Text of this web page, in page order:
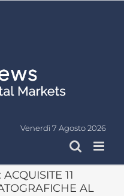
Venerdì 7 Agosto 2026
11
AL